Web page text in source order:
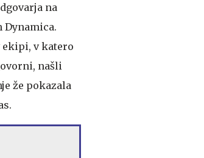
na
Dynamica.
ekipi, v katero
našli
že pokazala